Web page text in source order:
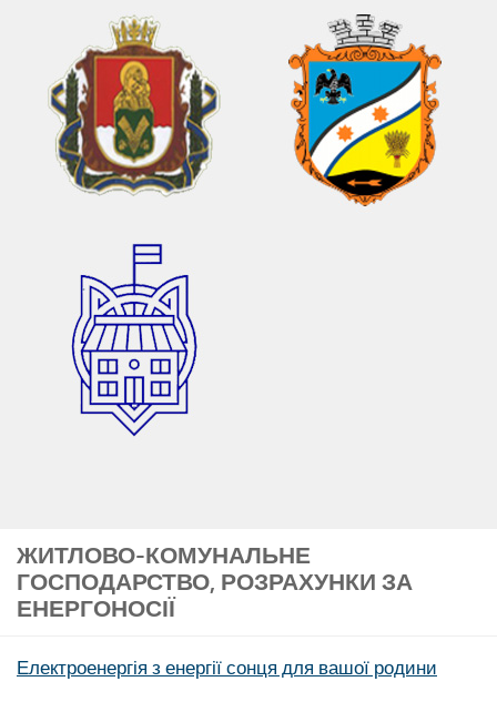
ЖИТЛОВО-КОМУНАЛЬНЕ
ГОСПОДАРСТВО, РОЗРАХУНКИ ЗА
ЕНЕРГОНОСІЇ
Електроенергія з енергії сонця для вашої родини